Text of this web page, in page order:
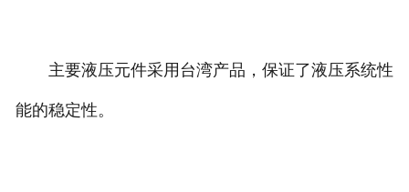
主要液压元件采用台湾产品，保证了液压系统性
能的稳定性。